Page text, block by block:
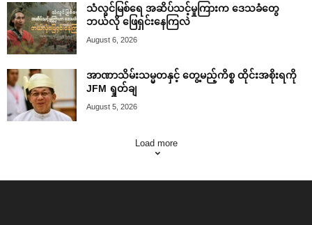
သံလွင်မြစ်ရေ အဆိပ်သင့်မှုကြားက ဒေသခံတွေ
ဘယ်လို ဖြေရှင်းနေကြလဲ
August 6, 2026
အာဏာသိမ်းသမ္မတနှင့် တွေ့မည့်ကိစ္စ ထိုင်းအစိုးရကို
JFM ရှုတ်ချ
August 5, 2026
Load more